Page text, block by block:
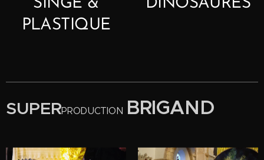
SINGE &
PLASTIQUE
DINOSAURES
SUPERPRODUCTION BRIGAND